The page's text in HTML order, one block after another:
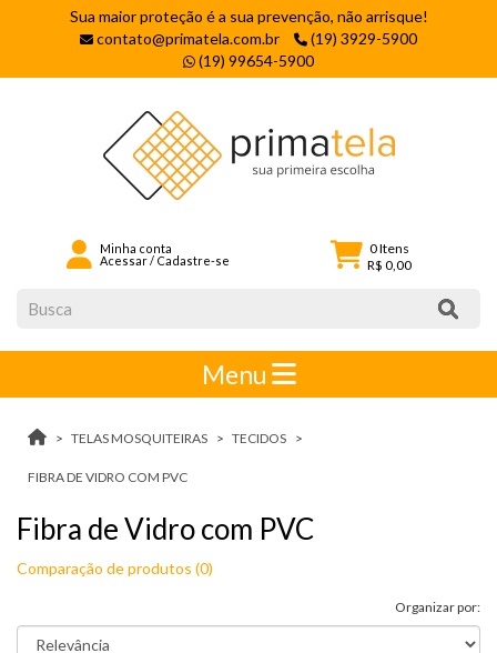
Sua maior proteção é a sua prevenção, não arrisque!
contato@primatela.com.br
(19) 3929-5900
(19) 99654-5900
Minha conta
Acessar/ Cadastre-se
0Itens
R$ 0,00
Menu
TELAS MOSQUITEIRAS TECIDOS
FIBRA DE VIDRO COM PVC
Fibra de Vidro com PVC
Comparação de produtos (0)
Organizar por: